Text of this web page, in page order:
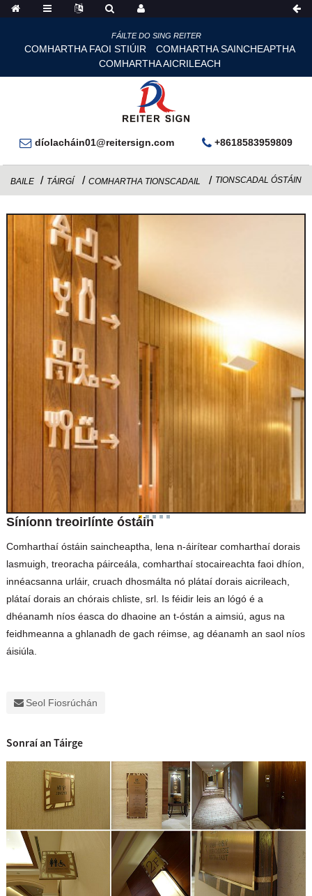
FÁILTE DO SING REITER
COMHARTHA FAOI STIÚIR
COMHARTHA SAINCHEAPTHA
COMHARTHA AICRILEACH
díolacháin01@reitersign.com +8618583959809
BAILE TÁIRGÍ COMHARTHA TIONSCADAIL TIONSCADAL ÓSTÁIN
Síníonn treoirlínte óstáin
Comharthaí óstáin saincheaptha, lena n-áirítear comharthaí dorais
lasmuigh, treoracha páirceála, comharthaí stocaireachta faoi dhíon,
innéacsanna urláir, cruach dhosmálta nó plátaí dorais aicrileach,
plátaí dorais an chórais chliste, srl. Is féidir leis an lógó é a
dhéanamh níos éasca do dhaoine an t-óstán a aimsiú, agus na
feidhmeanna a ghlanadh de gach réimse, ag déanamh an saol níos
áisiúla.
Seol Fiosrúchán
Sonraí an Táirge